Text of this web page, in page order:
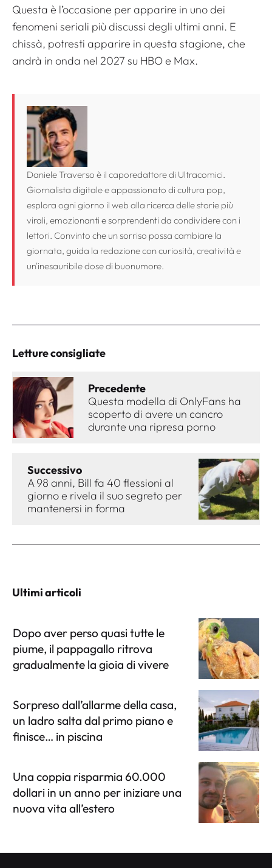
Questa è l’occasione per apparire in uno dei
fenomeni seriali più discussi degli ultimi anni. E
chissà, potresti apparire in questa stagione, che
andrà in onda nel 2027 su HBO e Max.
Daniele Traverso è il caporedattore di Ultracomici.
Giornalista digitale e appassionato di cultura pop,
esplora ogni giorno il web alla ricerca delle storie più
virali, emozionanti e sorprendenti da condividere con i
lettori. Convinto che un sorriso possa cambiare la
giornata, guida la redazione con curiosità, creatività e
un'inesauribile dose di buonumore.
Letture consigliate
Precedente
Questa modella di OnlyFans ha
scoperto di avere un cancro
durante una ripresa porno
Successivo
A 98 anni, Bill fa 40 flessioni al
giorno e rivela il suo segreto per
mantenersi in forma
Ultimi articoli
Dopo aver perso quasi tutte le
piume, il pappagallo ritrova
gradualmente la gioia di vivere
Sorpreso dall’allarme della casa,
un ladro salta dal primo piano e
finisce… in piscina
Una coppia risparmia 60.000
dollari in un anno per iniziare una
nuova vita all’estero